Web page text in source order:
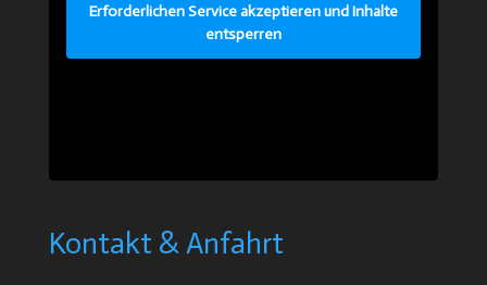
Erforderlichen Service akzeptieren und Inhalte
entsperren
Kontakt & Anfahrt